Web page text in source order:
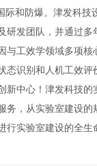
际和防爆。津发科技
研发团队，并通过多
与工效学领域多项核
态识别和人机工效评
新中心！津发科技的
务，从实验室建设的
行实验室建设的全生